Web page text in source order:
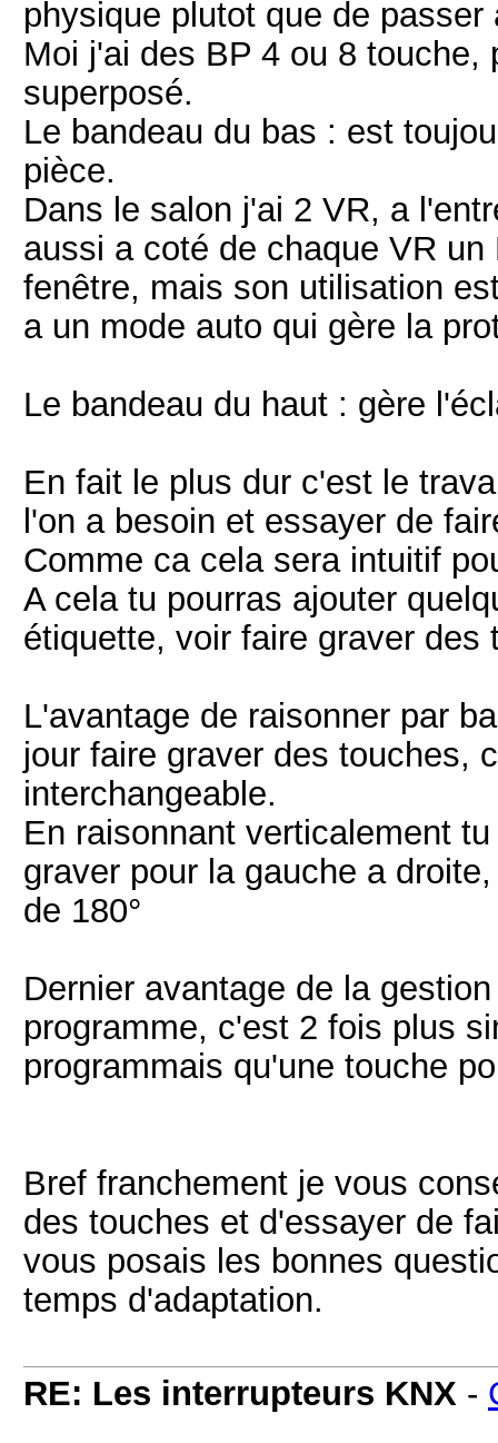
physique plutot que de
Moi j'ai des BP 4 ou 8
superposé.
Le bandeau du bas : est
pièce.
Dans le salon j'ai 2 VR, a
aussi a coté de chaque VR
fenêtre, mais son utilisation
a un mode auto qui gère la
Le bandeau du haut : gère
En fait le plus dur c'est le
l'on a besoin et essayer de
Comme ca cela sera intuitif
A cela tu pourras ajouter
étiquette, voir faire graver des
L'avantage de raisonner par
jour faire graver des touches,
interchangeable.
En raisonnant verticalement
graver pour la gauche a
de 180°
Dernier avantage de la
programme, c'est 2 fois plus
programmais qu'une touche
Bref franchement je vous
des touches et d'essayer de
vous posais les bonnes
temps d'adaptation.
RE: Les interrupteurs KNX -